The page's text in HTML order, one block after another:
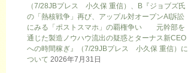
（7/28JBプレス 小久保 重信）、B『ジョブズ氏
の「熱核戦争」再び、アップル対オープンAI訴訟
にみる「ポストスマホ」の覇権争い 元幹部を
通じた製造ノウハウ流出の疑惑とターナス新CEO
への時間稼ぎ』（7/29JBプレス 小久保 重信）に
ついて 2026年7月31日